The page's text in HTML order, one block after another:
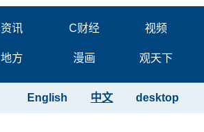
资讯 C财经 视频
地方 漫画 观天下
desktop
中文
English